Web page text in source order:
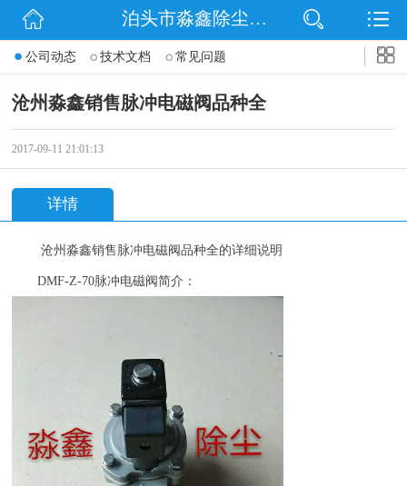
网站首页
公司动态
泊头市淼鑫除尘配件销售处
公司动态 技术文档 常见问题
沧州淼鑫销售脉冲电磁阀品种全
2017-09-11 21:01:13
详情
沧州淼鑫销售脉冲电磁阀品种全的详细说明
DMF-Z-70脉冲电磁阀简介：